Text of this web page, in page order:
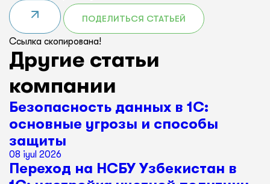
ПОДЕЛИТЬСЯ СТАТЬЕЙ
Ссылка скопирована!
Другие статьи
компании
Безопасность данных в 1С:
основные угрозы и способы
защиты
08 iyul 2026
Переход на НСБУ Узбекистан в